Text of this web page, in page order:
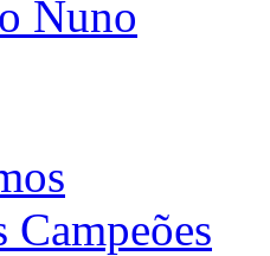
Nuno
Campeões